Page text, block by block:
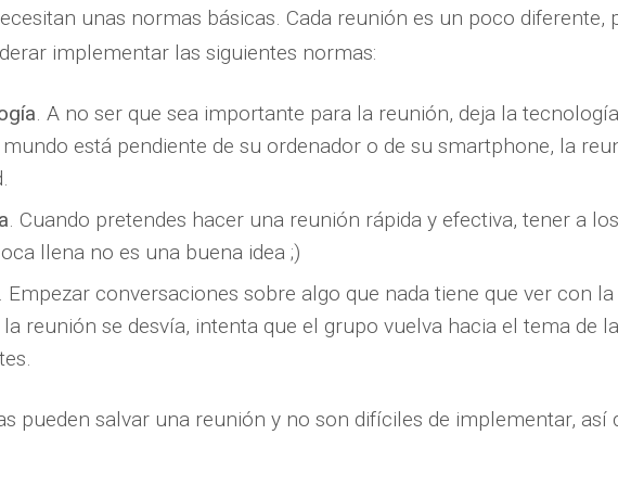
unas normas básicas. Cada reunión es un poco diferente,
implementar las siguientes normas:
. A no ser que sea importante para la reunión, deja la
está pendiente de su ordenador o de su smartphone, la
. Cuando pretendes hacer una reunión rápida y efectiva, tener a los
llena no es una buena idea ;)
Empezar conversaciones sobre algo que nada tiene que ver con la
reunión se desvía, intenta que el grupo vuelva hacia el tema de la
pueden salvar una reunión y no son difíciles de implementar, así